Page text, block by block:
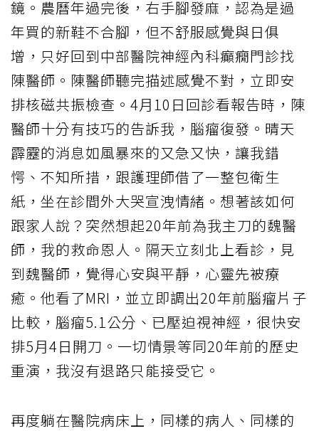
鏡。農曆年過完後，右手腳發麻，認為是過
年買的新鞋不合腳，但不舒服感覺與日俱
增，只好回到中部醫院神經內科癲癇門診找
陳醫師。陳醫師聽完描述感覺不對，立即安
排核磁共振檢查。4月10日回診看報告時，陳
醫師十分有技巧的告訴我，腦瘤復發。晴天
霹靂的消息如風暴來的又急又快，讓我錯
愕、不知所措，跟護理師借了一整包衛生
紙，坐在診間外大哭宣洩情緒。想著該如何
跟家人說？突然想起20年前為我主刀的魏醫
師，我的救命恩人。隔天立刻北上看診，見
到魏醫師，覺得心安與平靜，心靈先被療
癒。他看了MRI，並立即調出20年前腦瘤片子
比較，腦瘤5.1公分、已壓迫視神經，很快安
排5月4日開刀。一切情景等同20年前的歷史
重演，我沒有退路只能接受它。
再度躺在醫院病床上，同樣的病人、同樣的